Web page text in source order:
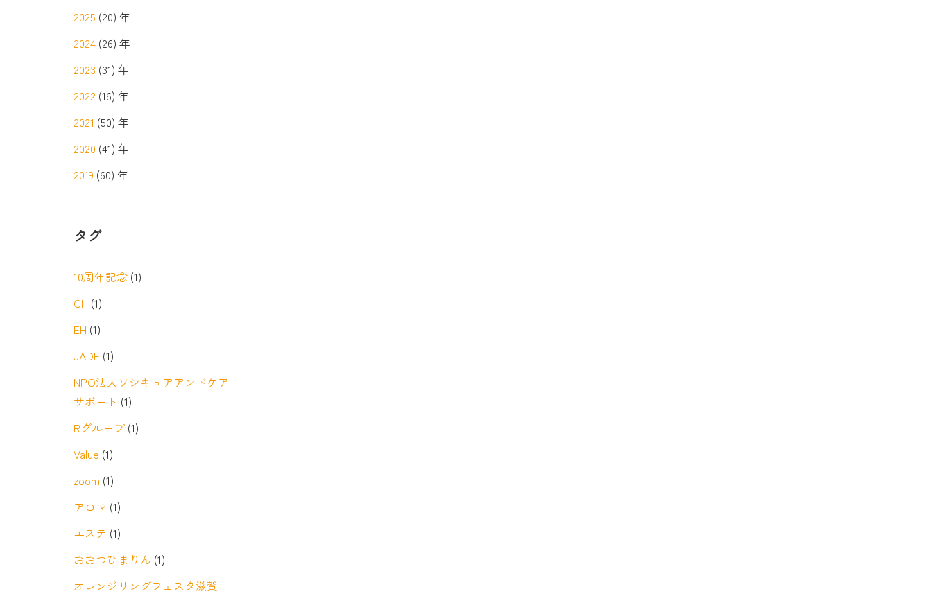
2025 (20) 年
2024(26) 年
2023 (31) 年
2022 (16) 年
2021 (50) 年
2020 (41) 年
2019 (60) 年
タグ
10周年記念(1)
CH (1)
EH (1)
JADE (1)
NPO法人ソシキュアアンドケア
サポート (1)
Rグループ(1)
Value (1)
zoom (1)
アロマ (1)
エステ (1)
おおつひまりん (1)
オレンジリングフェスタ滋賀